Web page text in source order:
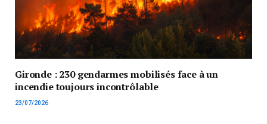
Gironde : 230 gendarmes mobilisés face à un
incendie toujours incontrôlable
23/07/2026